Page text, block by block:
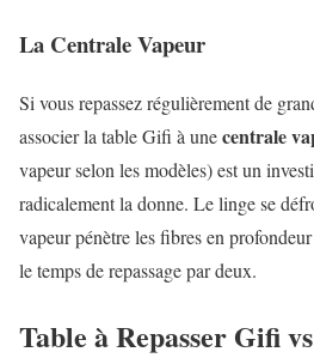
La Centrale Vapeur
Si vous repassez régulièrement de
associer la table Gifi à unecentrale
vapeur selon les modèles) est un
radicalement la donne. Le linge se
vapeur pénètre les fibres en
le temps de repassage par deux.
Table à Repasser Gifi